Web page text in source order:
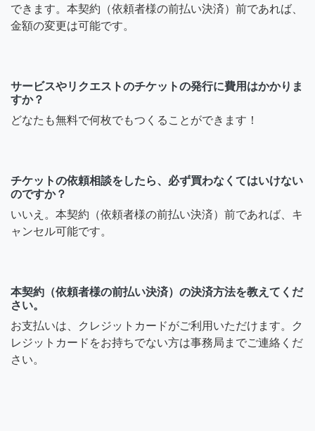
できます。本契約（依頼者様の前払い決済）前であれば、
金額の変更は可能です。
サービスやリクエストのチケットの発行に費用はかかりま
すか？
どなたも無料で何枚でもつくることができます！
チケットの依頼相談をしたら、必ず買わなくてはいけない
のですか？
いいえ。本契約（依頼者様の前払い決済）前であれば、キ
ャンセル可能です。
本契約（依頼者様の前払い決済）の決済方法を教えてくだ
さい。
お支払いは、クレジットカードがご利用いただけます。ク
レジットカードをお持ちでない方は事務局までご連絡くだ
さい。